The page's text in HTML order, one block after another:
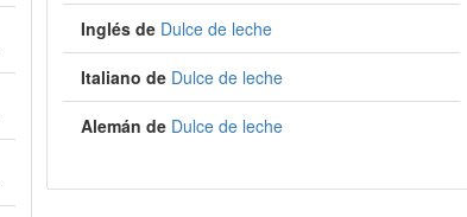
Inglés de Dulce de leche
Italiano de Dulce de leche
Alemán de Dulce de leche